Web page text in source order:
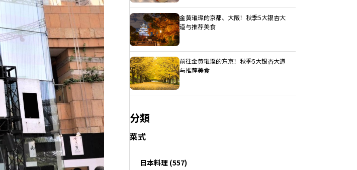
金黄璀璨的京都、大阪！秋季5大银杏大
道与推荐美食
前往金黄璀璨的东京！秋季5大银杏大道
与推荐美食
分類
菜式
日本料理 (557)